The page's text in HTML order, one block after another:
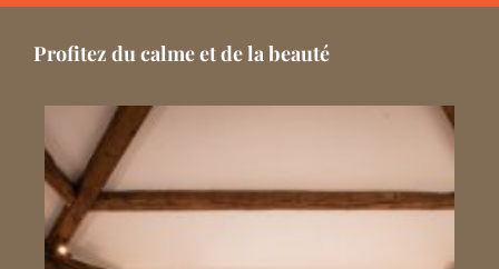
Profitez du calme et de la beauté